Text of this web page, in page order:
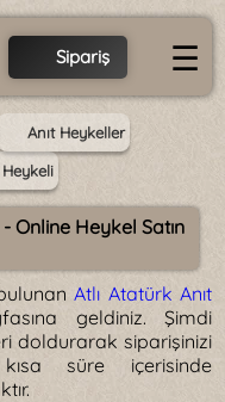
Sipariş ☰
Anıt Heykeller
Heykeli
Online Heykel Satın
Atlı Atatürk Anıt
geldiniz. Şimdi
doldurarak siparişinizi
süre içerisinde